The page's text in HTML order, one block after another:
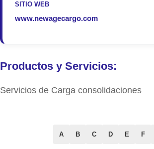
SITIO WEB
www.newagecargo.com
Productos y Servicios:
Servicios de Carga consolidaciones
A B C D E F